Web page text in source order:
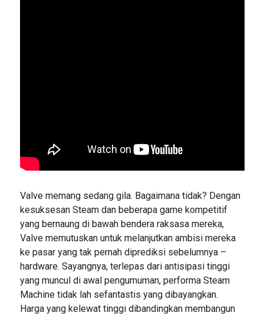
Valve memang sedang gila. Bagaimana tidak? Dengan
kesuksesan Steam dan beberapa game kompetitif
yang bernaung di bawah bendera raksasa mereka,
Valve memutuskan untuk melanjutkan ambisi mereka
ke pasar yang tak pernah diprediksi sebelumnya –
hardware. Sayangnya, terlepas dari antisipasi tinggi
yang muncul di awal pengumuman, performa Steam
Machine tidak lah sefantastis yang dibayangkan.
Harga yang kelewat tinggi dibandingkan membangun